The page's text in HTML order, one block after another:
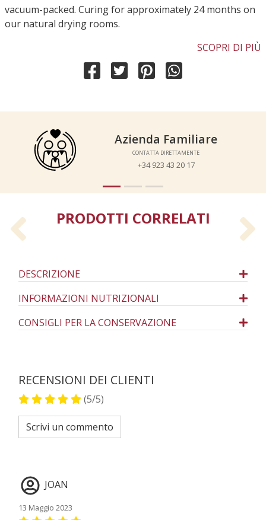
vacuum-packed. Curing for approximately 24 months on
our natural drying rooms.
SCOPRI DI PIÙ
Azienda Familiare
CONTATTA DIRETTAMENTE
+34 923 43 20 17
Azienda Familiare
CONTATTA DIRETTAMENTE
+34 923 43 20 17
PRODOTTI CORRELATI
Previous
DESCRIZIONE
INFORMAZIONI NUTRIZIONALI
CONSIGLI PER LA CONSERVAZIONE
RECENSIONI DEI CLIENTI
(5/5)
Scrivi un commento
JOAN
13 Maggio 2023